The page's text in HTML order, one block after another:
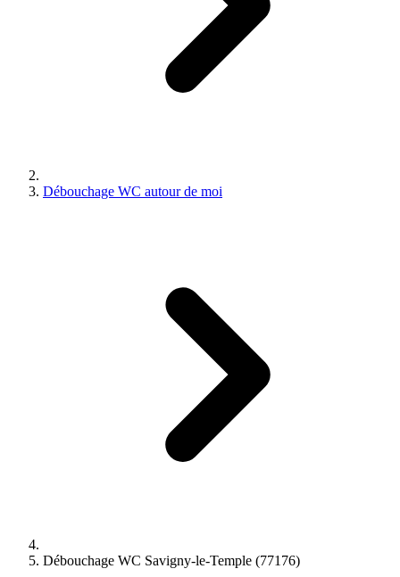
Débouchage WC autour de moi
Débouchage WC Savigny-le-Temple (77176)